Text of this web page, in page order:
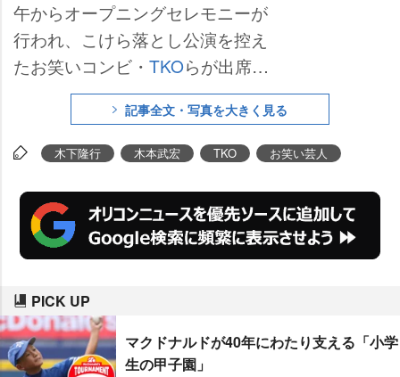
午からオープニングセレモニーが
行われ、こけら落とし公演を控え
たお笑いコンビ・ TKOらが出席。
吉本の劇場『ルミネtheよしもと』
のご近所ということもあり、木本
武宏は「新宿区長から『負けない
めっそうもない。ルミネのお客さ
んもこっちに来てもらえるよう頑
張りたい。乗っかりたいですね」
た。
記事全文・写真を大きく見る
木下隆行 木本武宏 TKO お笑い芸人
PICK UP
マクドナルドが40年にわたり支える「小学
生の甲子園」